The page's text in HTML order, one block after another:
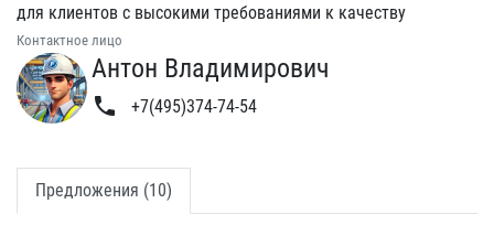
для клиентов с высокими требованиями к качеству
Контактное лицо
Антон Владимирович
phone +7(495)374-74-54
Предложения (10)